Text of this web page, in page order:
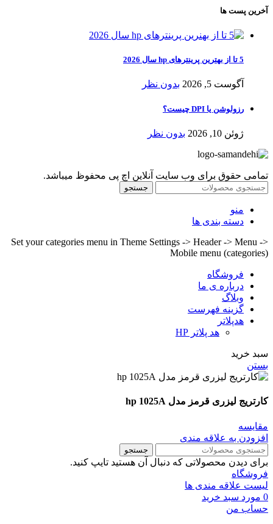
آخرین پست ها
5 تا از بهترین پرینترهای hp سال 2026
آگوست 5, 2026 بدون نظر
رزولوشن یا DPI چیست؟
ژوئن 10, 2026 بدون نظر
تمامی حقوق برای وب سایت آنلاین اچ پی محفوظ میباشد.
جستجو
منو
دسته بندی ها
Set your categories menu in Theme Settings -> Header -> Menu ->
Mobile menu (categories)
فروشگاه
درباره ی ما
وبلاگ
گزینه فهرست
هدپلاتر
هد پلاتر HP
سبد خرید
بستن
کارتریج لیزری قرمز مدل hp 1025A
مقايسه
افزودن به علاقه مندی
جستجو
برای دیدن محصولاتی که دنبال آن هستید تایپ کنید.
فروشگاه
لیست علاقه مندی ها
0 مورد سبد خرید
حساب من